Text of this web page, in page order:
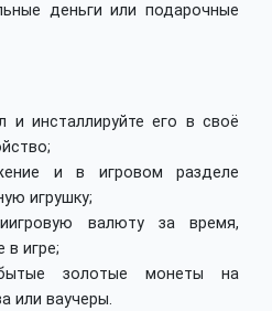
деньги или подарочные
и инсталлируйте его в своё
и в игровом разделе
игрушку;
валюту за время,
в игре;
золотые монеты на
или ваучеры.